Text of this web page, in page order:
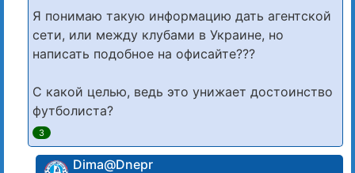
Я понимаю такую информацию дать агентской
сети, или между клубами в Украине, но
написать подобное на офисайте???
С какой целью, ведь это унижает достоинство
футболиста?
3
Dima@Dnepr